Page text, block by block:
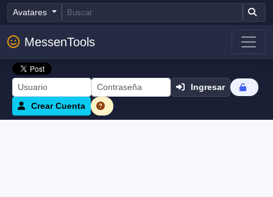
Avatares
MessenTools
Ingresar
Crear Cuenta